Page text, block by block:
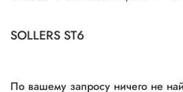
SOLLERS ST6
По вашему запросу ничего не